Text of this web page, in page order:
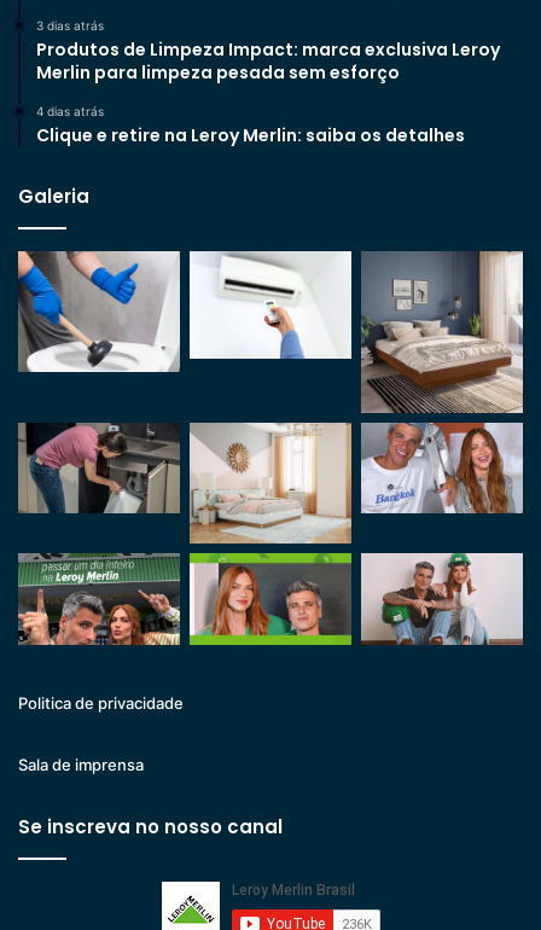
3 dias atrás
Produtos de Limpeza Impact: marca exclusiva Leroy
Merlin para limpeza pesada sem esforço
4 dias atrás
Clique e retire na Leroy Merlin: saiba os detalhes
Galeria
Politica de privacidade
Sala de imprensa
Se inscreva no nosso canal